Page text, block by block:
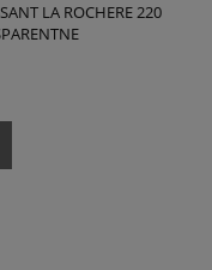
LA ROCHERE 220